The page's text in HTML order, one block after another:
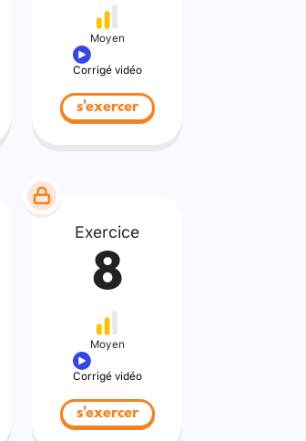
Moyen
Corrigé vidéo
s'exercer
Exercice
8
Moyen
Corrigé vidéo
s'exercer